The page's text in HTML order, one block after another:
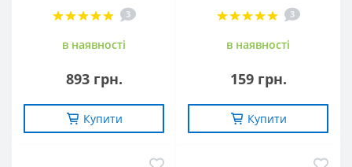
3
в наявностi
893 грн.
Купити
3
в наявностi
159 грн.
Купити